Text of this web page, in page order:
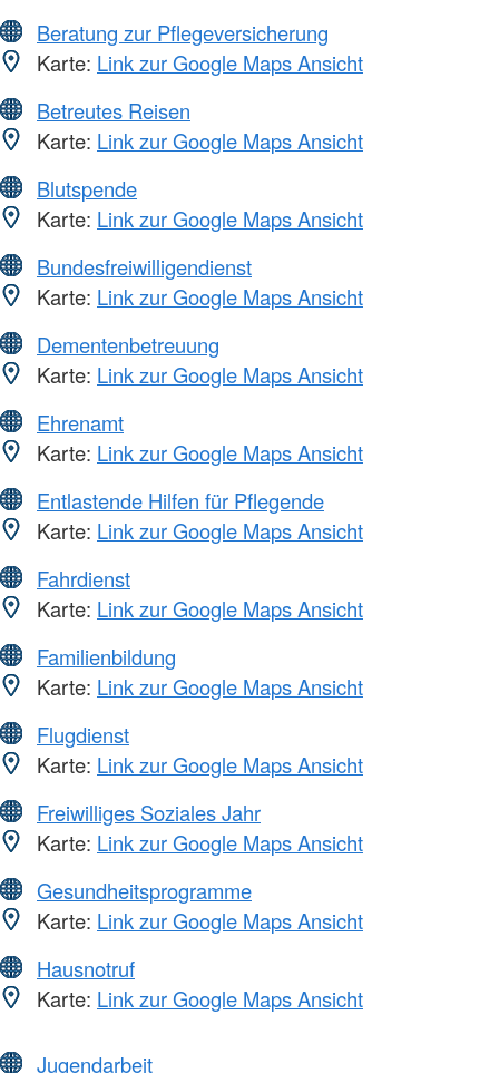
Beratung zur Pflegeversicherung
Karte: Link zur Google Maps Ansicht
Betreutes Reisen
Karte: Link zur Google Maps Ansicht
Blutspende
Karte: Link zur Google Maps Ansicht
Bundesfreiwilligendienst
Karte: Link zur Google Maps Ansicht
Dementenbetreuung
Karte: Link zur Google Maps Ansicht
Ehrenamt
Karte: Link zur Google Maps Ansicht
Entlastende Hilfen für Pflegende
Karte: Link zur Google Maps Ansicht
Fahrdienst
Karte: Link zur Google Maps Ansicht
Familienbildung
Karte: Link zur Google Maps Ansicht
Flugdienst
Karte: Link zur Google Maps Ansicht
Freiwilliges Soziales Jahr
Karte: Link zur Google Maps Ansicht
Gesundheitsprogramme
Karte: Link zur Google Maps Ansicht
Hausnotruf
Karte: Link zur Google Maps Ansicht
Jugendarbeit